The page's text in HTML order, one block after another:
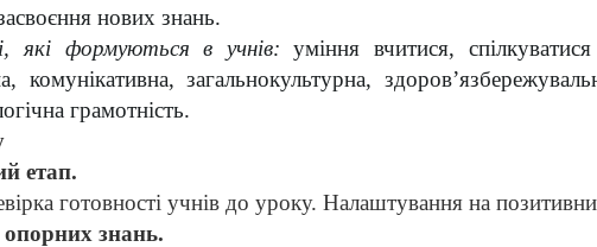
нових знань.
які формуються в учнів: уміння вчитися,
комунікативна, загальнокультурна,
грамотність.
етап.
готовності учнів до уроку. Налаштування на
опорних знань.